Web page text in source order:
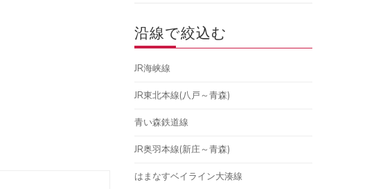
沿線で絞込む
JR海峡線
JR東北本線(八戸～青森)
青い森鉄道線
JR奥羽本線(新庄～青森)
はまなすベイライン大湊線